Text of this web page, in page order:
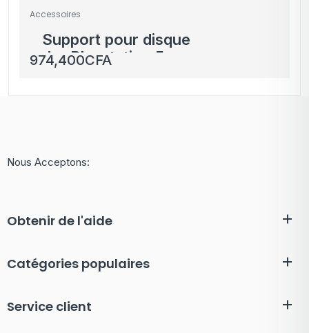
Accessoires
Support pour disque
dur Playstation 5 –
Pièces détachées PS5
974,400CFA
Nous Acceptons:
Obtenir de l'aide
Catégories populaires
Service client